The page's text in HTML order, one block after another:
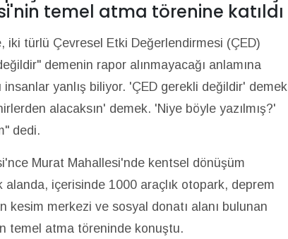
temel atma törenine katıldı
iki türlü Çevresel Etki Değerlendirmesi (ÇED)
demenin rapor alınmayacağı anlamına
yanlış biliyor. 'ÇED gerekli değildir' demek
alacaksın' demek. 'Niye böyle yazılmış?'
dedi.
Murat Mahallesi'nde kentsel dönüşüm
alanda, içerisinde 1000 araçlık otopark, deprem
kesim merkezi ve sosyal donatı alanı bulunan
temel atma töreninde konuştu.